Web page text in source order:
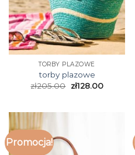
TORBY PLAZOWE
torby plazowe
zł205.00 zł128.00
Promocja!